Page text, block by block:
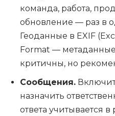
команда, работа,
обновление — раз в
Геоданные в EXIF
Format —
критичны, но
Сообщения.
назначить
ответа учитывается